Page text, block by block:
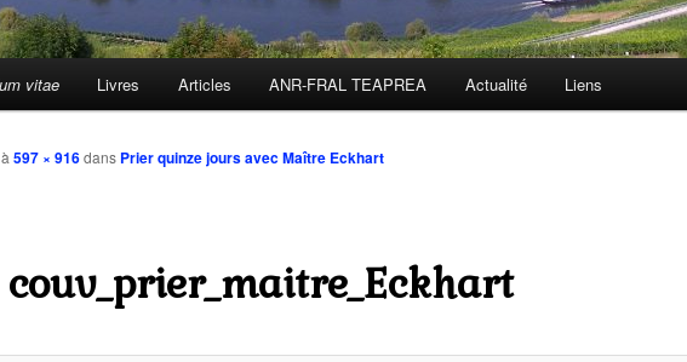
vitae Livres Articles ANR-FRAL TEAPREA Actualité Liens
couv_prier_maitre_Eckhart
à597 × 916dans Prier quinze jours avec Maître Eckhart